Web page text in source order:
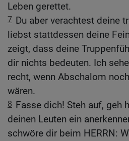
Leben gerettet.
7 Du aber verachtest deine
liebst stattdessen deine
zeigt, dass deine
dir nichts bedeuten. Ich
recht, wenn Abschalom
wären.
8 Fasse dich! Steh auf, geh
deinen Leuten ein
schwöre dir beim HERRN: